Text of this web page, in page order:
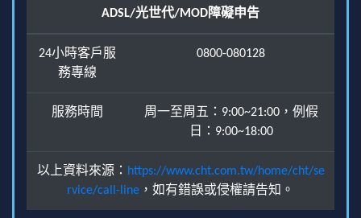
ADSL/光世代/MOD障礙申告
24小時客戶服
務專線
0800-080128
服務時間
周一至周五：9:00~21:00，例假
日：9:00~18:00
以上資料來源： https://www.cht.com.tw/home/cht/se
rvice/call-line ，如有錯誤或侵權請告知。